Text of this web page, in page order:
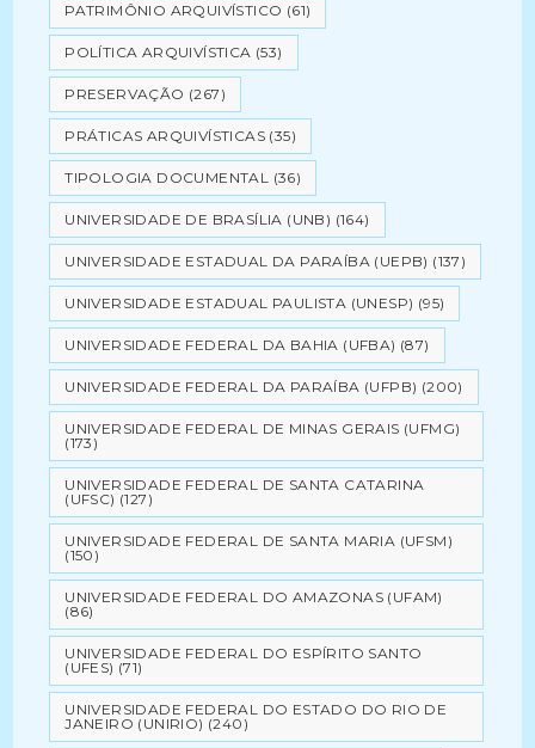
PATRIMÔNIO ARQUIVÍSTICO (61)
POLÍTICA ARQUIVÍSTICA (53)
PRESERVAÇÃO (267)
PRÁTICAS ARQUIVÍSTICAS (35)
TIPOLOGIA DOCUMENTAL (36)
UNIVERSIDADE DE BRASÍLIA (UNB) (164)
UNIVERSIDADE ESTADUAL DA PARAÍBA (UEPB) (137)
UNIVERSIDADE ESTADUAL PAULISTA (UNESP) (95)
UNIVERSIDADE FEDERAL DA BAHIA (UFBA) (87)
UNIVERSIDADE FEDERAL DA PARAÍBA (UFPB) (200)
UNIVERSIDADE FEDERAL DE MINAS GERAIS (UFMG)
(173)
UNIVERSIDADE FEDERAL DE SANTA CATARINA
(UFSC) (127)
UNIVERSIDADE FEDERAL DE SANTA MARIA (UFSM)
(150)
UNIVERSIDADE FEDERAL DO AMAZONAS (UFAM)
(86)
UNIVERSIDADE FEDERAL DO ESPÍRITO SANTO
(UFES) (71)
UNIVERSIDADE FEDERAL DO ESTADO DO RIO DE
JANEIRO (UNIRIO) (240)